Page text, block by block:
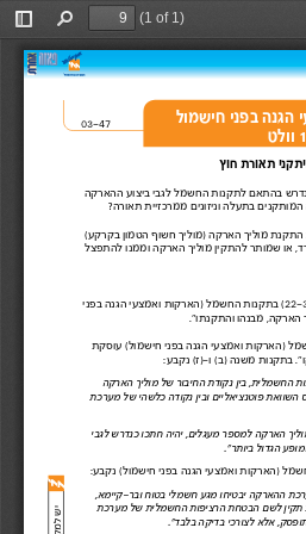
Toggle
Sidebar
Find
(1 of 1)
03-47